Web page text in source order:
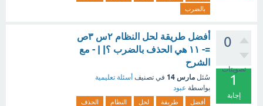
بالضرب
0
تصويتات
1
إجابة
أفضل طريقة لحل النظام ٢س ٣ص
=- ١١ هي الحذف بالضرب ؟| | - مع
الشرح
سُئل مارس 14 في تصنيف أسئلة تعليمية
بواسطة عبود
أفضل طريقة لحل النظام
الحذف